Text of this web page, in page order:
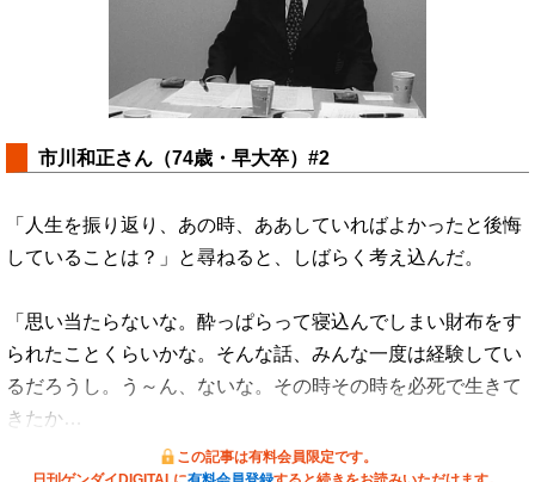
市川和正さん（74歳・早大卒）#2
「人生を振り返り、あの時、ああしていればよかったと後悔
していることは？」と尋ねると、しばらく考え込んだ。
「思い当たらないな。酔っぱらって寝込んでしまい財布をす
られたことくらいかな。そんな話、みんな一度は経験してい
るだろうし。う～ん、ないな。その時その時を必死で生きて
きたか…
この記事は有料会員限定です。